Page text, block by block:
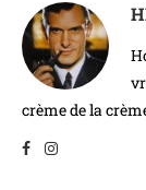
crème de la